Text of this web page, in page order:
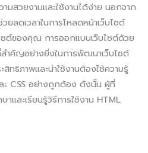
มสวยงามและใช้งานได้ง่าย นอกจาก
ยลดเวลาในการโหลดหน้าเว็บไซต์
ซต์ของคุณ การออกแบบเว็บไซต์ด้วย
สำคัญอย่างยิ่งในการพัฒนาเว็บไซต์
ทธิภาพและน่าใช้งานต้องใช้ความรู้
ะ CSS อย่างถูกต้อง ดังนั้น ผู้ที่
และเรียนรู้วิธีการใช้งาน HTML